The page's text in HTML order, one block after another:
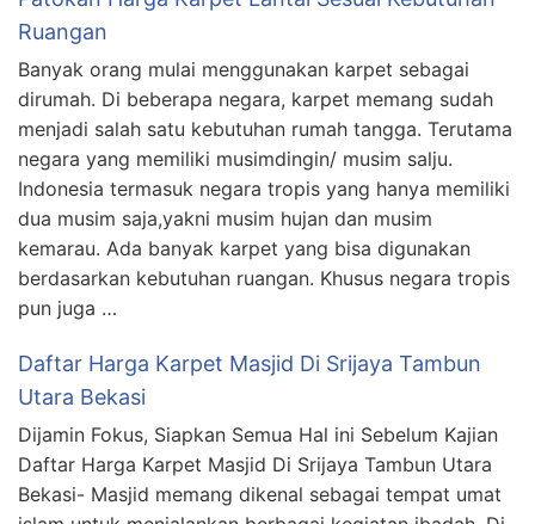
Ruangan
Banyak orang mulai menggunakan karpet sebagai
dirumah. Di beberapa negara, karpet memang sudah
menjadi salah satu kebutuhan rumah tangga. Terutama
negara yang memiliki musimdingin/ musim salju.
Indonesia termasuk negara tropis yang hanya memiliki
dua musim saja,yakni musim hujan dan musim
kemarau. Ada banyak karpet yang bisa digunakan
berdasarkan kebutuhan ruangan. Khusus negara tropis
pun juga …
Daftar Harga Karpet Masjid Di Srijaya Tambun
Utara Bekasi
Dijamin Fokus, Siapkan Semua Hal ini Sebelum Kajian
Daftar Harga Karpet Masjid Di Srijaya Tambun Utara
Bekasi- Masjid memang dikenal sebagai tempat umat